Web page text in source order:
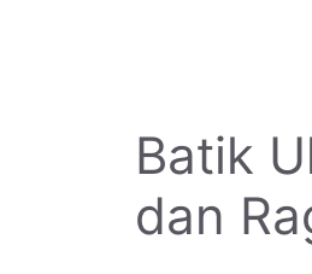
Batik
dan